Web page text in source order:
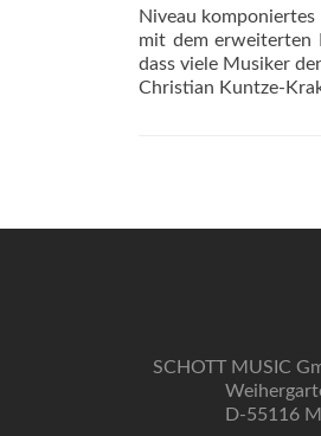
Niveau komponiertes
mit dem erweiterten
dass viele Musiker
Christian Kuntze-
SCHOTT MUSIC
D-55116